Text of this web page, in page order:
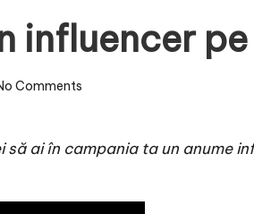
influencer
Comments
ai în campania ta un anume